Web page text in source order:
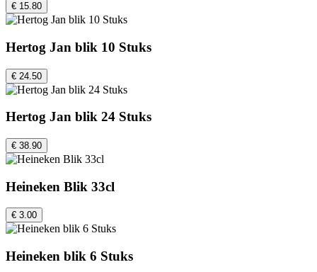
€ 15.80
Hertog Jan blik 10 Stuks
€ 24.50
Hertog Jan blik 24 Stuks
€ 38.90
Heineken Blik 33cl
€ 3.00
Heineken blik 6 Stuks